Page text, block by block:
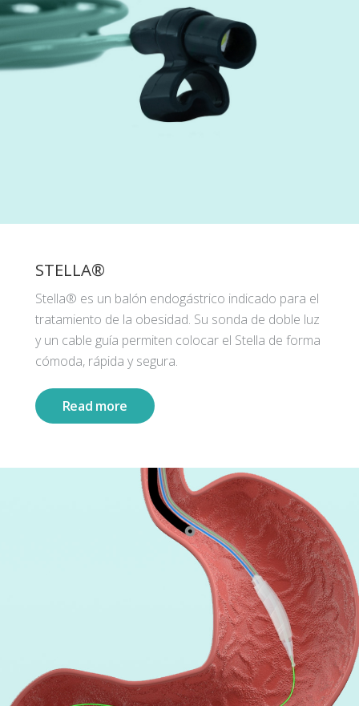
STELLA®
Stella® es un balón endogástrico indicado para el
tratamiento de la obesidad. Su sonda de doble luz
y un cable guía permiten colocar el Stella de forma
cómoda, rápida y segura.
Read more